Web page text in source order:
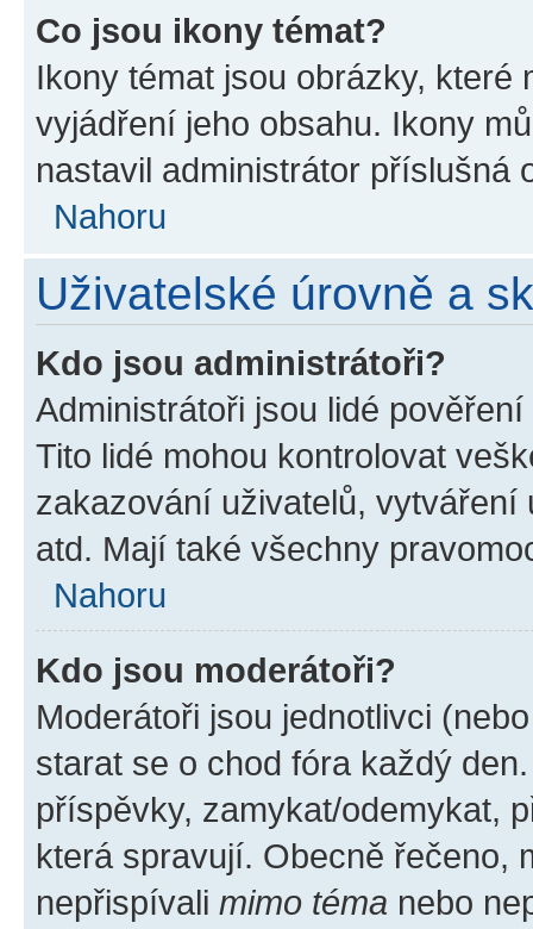
Co jsou ikony témat?
Ikony témat jsou obrázky,
vyjádření jeho obsahu. Ikony
nastavil administrátor příslušná
Nahoru
Uživatelské úrovně a
Kdo jsou administrátoři?
Administrátoři jsou lidé
Tito lidé mohou kontrolovat
zakazování uživatelů,
atd. Mají také všechny
Nahoru
Kdo jsou moderátoři?
Moderátoři jsou jednotlivci
starat se o chod fóra každý
příspěvky, zamykat/odemykat,
která spravují. Obecně řečeno,
nepřispívali mimo téma nebo